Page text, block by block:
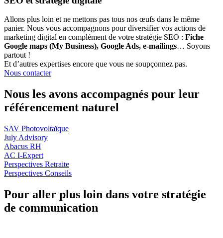
Allons plus loin et ne mettons pas tous nos œufs dans le même
panier. Nous vous accompagnons pour diversifier vos actions de
marketing digital en complément de votre stratégie SEO : Fiche
Google maps (My Business), Google Ads, e-mailings… Soyons
partout !
Et d’autres expertises encore que vous ne soupçonnez pas.
Nous contacter
Nous les avons accompagnés pour leur
référencement naturel
SAV Photovoltaïque
July Advisory
Abacus RH
AC I-Expert
Perspectives Retraite
Perspectives Conseils
Pour aller plus loin dans votre stratégie
de communication